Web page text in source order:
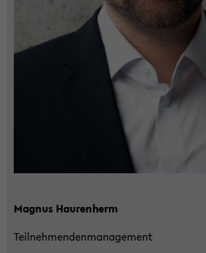
Ma­gnus Hau­ren­herm
Teil­neh­men­den­ma­nage­ment